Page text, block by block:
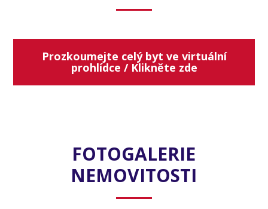
Prozkoumejte celý byt ve virtuální
prohlídce / Klikněte zde
FOTOGALERIE
NEMOVITOSTI